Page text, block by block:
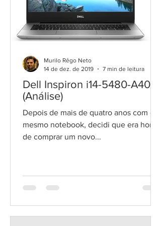
Dell Inspiron i14-5480-A40S
(Análise)
Depois de mais de quatro anos com o
mesmo notebook, decidi que era hora
de comprar um novo...
Murilo Rêgo Neto
14 de dez. de 2019
7 min de leitura